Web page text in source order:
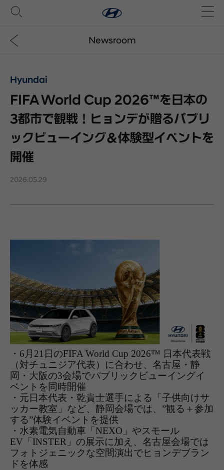
Newsroom
Hyundai
FIFA World Cup 2026™を日本の
3都市で観戦！ヒョンデが贈るパブリ
ックビューイング＆体験型イベントを
開催
2026.05.29
・ 6月 21 日のFIFA World Cup 2026™ 日本代表戦
（対チュニジア代表）に合わせ、 名古屋・静
岡・大阪の3会場でパブリックビューイングイ
ベントを同時開催
・ 元日本代表・乾貴士選手による「子供向けサ
ッカー教室」など、静岡会場では、 ”観る＋参加
する”体験イベントを提供
・水素電気自動車「 NEXO 」やスモール
EV 「 INSTER 」の展示に加え、名古屋会場では
フォトジェニックな空間演出でヒョンデブラン
ドを体感